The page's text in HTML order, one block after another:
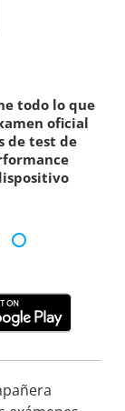
todo lo que
oficial
de test de